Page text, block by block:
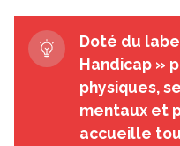
Doté du
Handicap »
physiques,
mentaux et
accueille